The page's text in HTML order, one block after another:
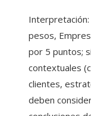
pesos,
por 5 puntos;
contextuales
clientes,
deben